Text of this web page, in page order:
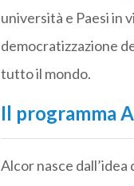
università e Paesi in
democratizzazione
tutto il mondo.
Il programma
Alcor nasce